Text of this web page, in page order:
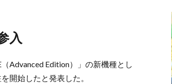
入
Advanced Edition）」の新機種とし
開始したと発表した。